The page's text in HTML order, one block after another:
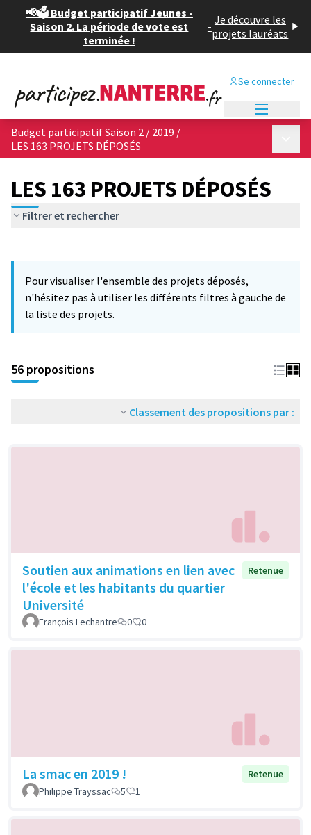
📢🗳️ Budget participatif Jeunes -
Saison 2. La période de vote est
terminée !
- Je découvre les
projets lauréats
Se connecter
Budget participatif Saison 2 / 2019 /
LES 163 PROJETS DÉPOSÉS
LES 163 PROJETS DÉPOSÉS
Filtrer et rechercher
−
Pour visualiser l'ensemble des projets déposés,
n'hésitez pas à utiliser les différents filtres à gauche de
la liste des projets.
56 propositions
Classement des propositions par :
Soutien aux animations en lien avec
l'école et les habitants du quartier
Université
Retenue
François Lechantre 0 0
La smac en 2019 !
Retenue
Philippe Trayssac
5 1